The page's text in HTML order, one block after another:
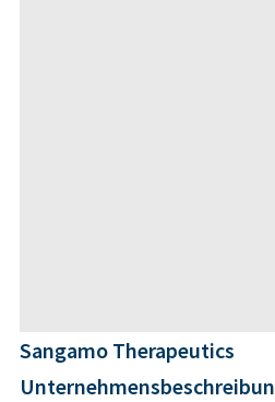
Sangamo Therapeutics